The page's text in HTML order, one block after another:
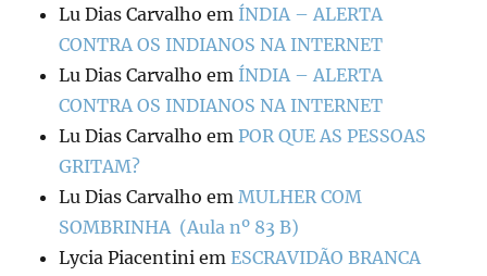
Lu Dias Carvalho em ÍNDIA – ALERTA
CONTRA OS INDIANOS NA INTERNET
Lu Dias Carvalho em ÍNDIA – ALERTA
CONTRA OS INDIANOS NA INTERNET
Lu Dias Carvalho emPOR QUE AS PESSOAS
GRITAM?
Lu Dias Carvalho emMULHER COM
SOMBRINHA (Aula nº 83 B)
Lycia Piacentini emESCRAVIDÃO BRANCA